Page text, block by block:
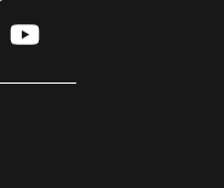
Y
o
u